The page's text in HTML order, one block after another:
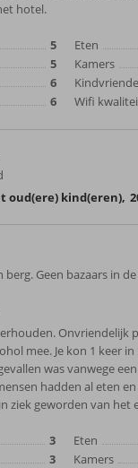
hotel.
5
5
6
6
Eten
Kamers
Wifi
oud(ere) kind(eren),
berg. Geen bazaars in
Onvriendelijk
mee. Je kon 1 keer
was vanwege
hadden al eten
ziek geworden van het
3
3
Eten
Kamers